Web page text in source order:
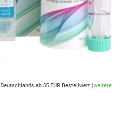
ab 35 EUR Bestellwert (weitere